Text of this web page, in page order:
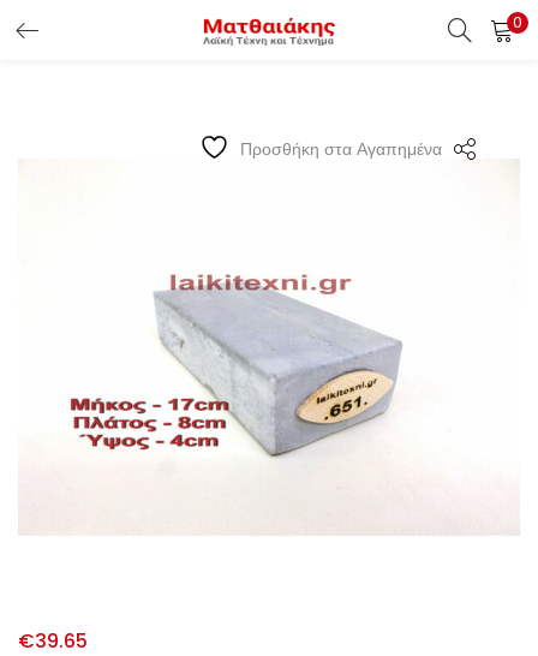
0
Προσθήκη στα Αγαπημένα
€39.65
ΕΊΣΟΔΟΣ ΠΕΛΑΤΏΝ
Υπενθύμιση κωδικού
Είσοδος Πελατών
Χάσατε τον κωδικό σας ?